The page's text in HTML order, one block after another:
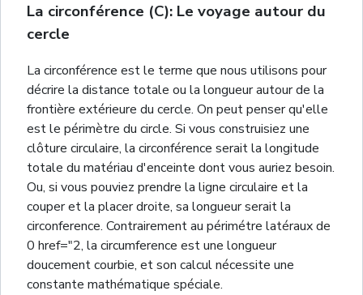
La circonférence (C): Le voyage autour du
cercle
La circonférence est le terme que nous utilisons pour
décrire la distance totale ou la longueur autour de la
frontière extérieure du cercle. On peut penser qu'elle
est le périmètre du circle. Si vous construisiez une
clôture circulaire, la circonférence serait la longitude
totale du matériau d'enceinte dont vous auriez besoin.
Ou, si vous pouviez prendre la ligne circulaire et la
couper et la placer droite, sa longueur serait la
circonference. Contrairement au périmétre latéraux de
0 href="2, la circumference est une longueur
doucement courbie, et son calcul nécessite une
constante mathématique spéciale.